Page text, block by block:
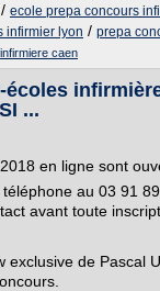
/ ecole prepa concours
infirmier lyon / prepa
caen
...
en ligne sont
au 03 91
avant toute
exclusive de Pascal